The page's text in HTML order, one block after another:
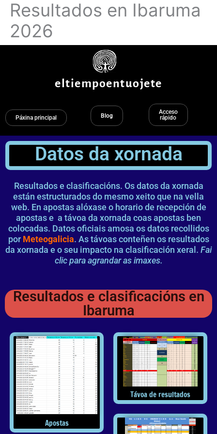
contido
Resultados en Ibaruma
2026
eltiempoentuojete
Páxina principal Blog
Acceso
rápido
Datos da xornada
Resultados e clasificacións. Os datos da xornada
están estructurados do mesmo xeito que na vella
web. En apostas alóxase o horario de recepción de
apostas e a távoa da xornada coas apostas ben
colocadas. Datos oficiais amosa os datos recollidos
por Meteogalicia. As távoas conteñen os resultados
da xornada e o seu impacto na clasificación xeral. Fai
clic para agrandar as imaxes.
Resultados e clasificacións en
Ibaruma
Apostas
Távoa de resultados